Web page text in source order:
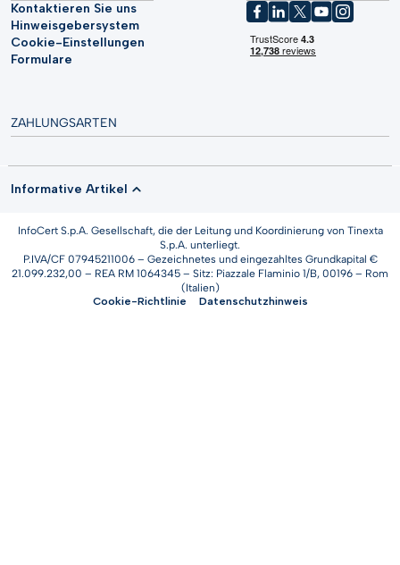
Kontaktieren Sie uns
Hinweisgebersystem
Cookie-Einstellungen
Formulare
ZAHLUNGSARTEN
Informative Artikel
InfoCert S.p.A. Gesellschaft, die der Leitung und Koordinierung von Tinexta
S.p.A. unterliegt.
P.IVA/CF 07945211006 – Gezeichnetes und eingezahltes Grundkapital €
21.099.232,00 – REA RM 1064345 – Sitz: Piazzale Flaminio 1/B, 00196 – Rom
(Italien)
Cookie-Richtlinie
Datenschutzhinweis